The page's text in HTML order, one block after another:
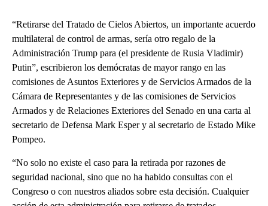
“Retirarse del Tratado de Cielos Abiertos, un importante acuerdo
multilateral de control de armas, sería otro regalo de la
Administración Trump para (el presidente de Rusia Vladimir)
Putin”, escribieron los demócratas de mayor rango en las
comisiones de Asuntos Exteriores y de Servicios Armados de la
Cámara de Representantes y de las comisiones de Servicios
Armados y de Relaciones Exteriores del Senado en una carta al
secretario de Defensa Mark Esper y al secretario de Estado Mike
Pompeo.
“No solo no existe el caso para la retirada por razones de
seguridad nacional, sino que no ha habido consultas con el
Congreso o con nuestros aliados sobre esta decisión. Cualquier